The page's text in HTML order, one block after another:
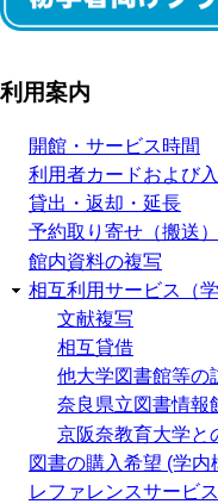
利用案内
開館・サービス時間
利用者カードおよび
貸出・返却・延長
予約取り寄せ（搬送）
館内資料の複写
相互利用サービス（
文献複写
相互貸借
他大学図書館等の
奈良県立図書情報
京阪奈教育大学と
図書の購入希望 (学内
レファレンスサービス